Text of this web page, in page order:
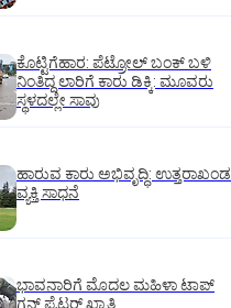
ಕೊಟ್ಟಿಗೆಹಾರ: ಪೆಟ್ರೋಲ್ ಬಂಕ್ ಬಳಿ
ನಿಂತಿದ್ದ ಲಾರಿಗೆ ಕಾರು ಡಿಕ್ಕಿ: ಮೂವರು
ಸ್ಥಳದಲ್ಲೇ ಸಾವು
ಹಾರುವ ಕಾರು ಅಭಿವೃದ್ಧಿ: ಉತ್ತರಾಖಂಡ
ವ್ಯಕ್ತಿ ಸಾಧನೆ
ಭಾವನಾರಿಗೆ ಮೊದಲ ಮಹಿಳಾ ಟಾಪ್‌
ಗನ್‌ ಫೈಟರ್‌ ಖ್ಯಾತಿ